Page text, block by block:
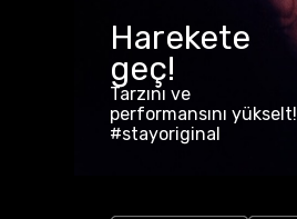
Harekete
geç!
Tarzını ve
performansını yükselt!
#stayoriginal